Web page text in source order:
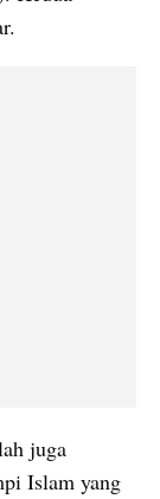
juga
Islam yang